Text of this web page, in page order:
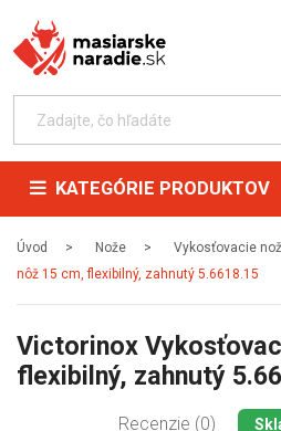
KATEGÓRIE PRODUKTOV
Úvod Nože Vykosťovacie
nôž 15 cm, flexibilný, zahnutý 5.6618.15
Victorinox
flexibilný, zahnutý
Recenzie (0)